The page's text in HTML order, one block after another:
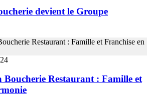
devient le Groupe
Boucherie Restaurant : Famille et